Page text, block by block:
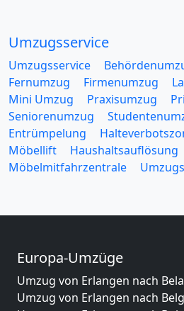
Umzugsservice
Umzugsservice
Fernumzug
Firmenumzug
Mini Umzug
Praxisumzug
Seniorenumzug
Entrümpelung
Möbellift
Haushaltsauflösung
Möbelmitfahrzentrale
Europa-Umzüge
Umzug von Erlangen nach
Umzug von Erlangen nach